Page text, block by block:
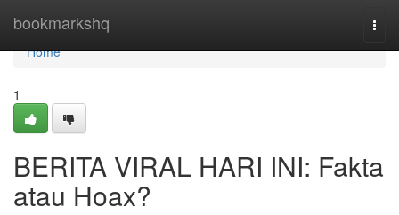
bookmarkshq
Home
Home
1
BERITA VIRAL HARI INI: Fakta
atau Hoax?